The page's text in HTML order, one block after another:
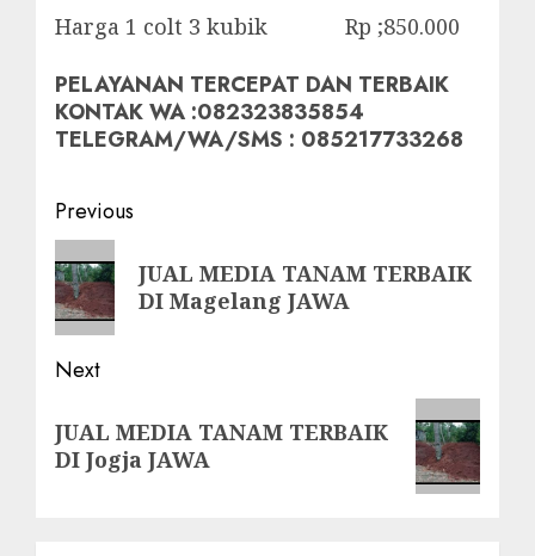
Harga 1 colt 3 kubik Rp ;850.000
PELAYANAN TERCEPAT DAN TERBAIK
KONTAK WA :082323835854
TELEGRAM/WA/SMS : 085217733268
Post
navigation
Previous
Previous
post:
JUAL MEDIA TANAM TERBAIK
DI Magelang JAWA
Next
post:
JUAL MEDIA TANAM TERBAIK
DI Jogja JAWA